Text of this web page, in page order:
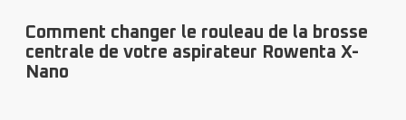
Comment changer le rouleau de la brosse
centrale de votre aspirateur Rowenta X-
Nano